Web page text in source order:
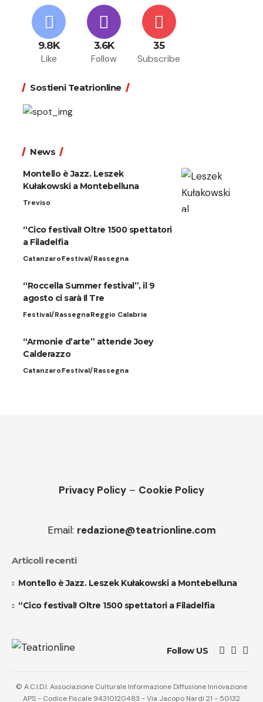
9.8K
Like
3.6K
Follow
35
Subscribe
Sostieni Teatrionline
News
Montello è Jazz. Leszek
Kułakowski a Montebelluna
Treviso
“Cico festival! Oltre 1500 spettatori
a Filadelfia
CatanzaroFestival/Rassegna
“Roccella Summer festival”, il 9
agosto ci sarà Il Tre
Festival/RassegnaReggio Calabria
“Armonie d’arte” attende Joey
Calderazzo
CatanzaroFestival/Rassegna
Privacy Policy – Cookie Policy
Email: redazione@teatrionline.com
Articoli recenti
Montello è Jazz. Leszek Kułakowski a Montebelluna
“Cico festival! Oltre 1500 spettatori a Filadelfia
Follow US
© A.C.I.D.I. Associazione Culturale Informazione Diffusione Innovazione
APS - Codice Fiscale 94310120483 - Via Jacopo Nardi 21 - 50132